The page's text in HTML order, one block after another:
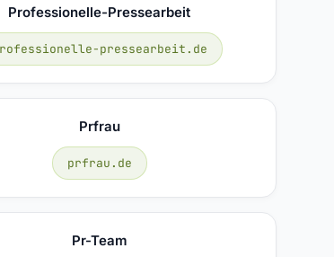
Professionelle-Pressearbeit
pressearbeit.de
Prfrau
prfrau.de
Pr-Team